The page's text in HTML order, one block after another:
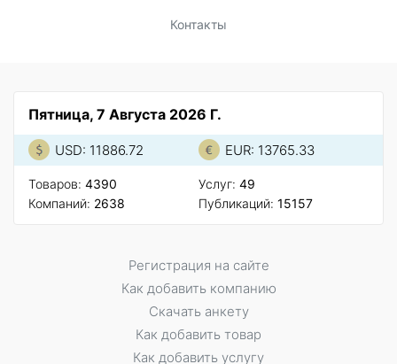
Контакты
Пятница, 7 Августа 2026 Г.
USD: 11886.72 EUR: 13765.33
Товаров: 4390
Компаний: 2638
Услуг: 49
Публикаций: 15157
Регистрация на сайте
Как добавить компанию
Скачать анкету
Как добавить товар
Как добавить услугу